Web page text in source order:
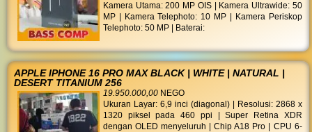
Kamera Utama: 200 MP OIS | Kamera Ultrawide: 50
MP | Kamera Telephoto: 10 MP | Kamera Periskop
Telephoto: 50 MP | Baterai:
APPLE IPHONE 16 PRO MAX BLACK | WHITE | NATURAL |
DESERT TITANIUM 256
19.950.000,00 NEGO
Ukuran Layar: 6,9 inci (diagonal) | Resolusi: 2868 x
1320 piksel pada 460 ppi | Super Retina XDR
dengan OLED menyeluruh | Chip A18 Pro | CPU 6-